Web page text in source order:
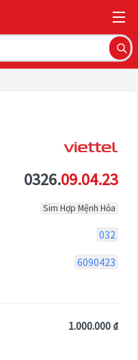
0326.09.04.23
Sim Hợp Mệnh Hỏa
032
6090423
1.000.000 ₫